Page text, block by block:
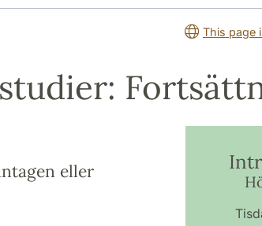
This page
eller